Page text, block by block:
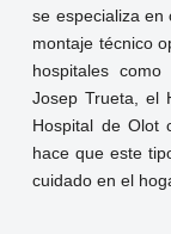
se especializa en
montaje técnico
hospitales
Josep Trueta, el
Hospital de Olot
hace que este
cuidado en el